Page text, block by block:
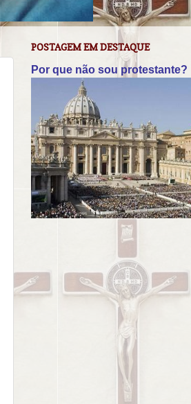
POSTAGEM EM DESTAQUE
Por que não sou protestante?